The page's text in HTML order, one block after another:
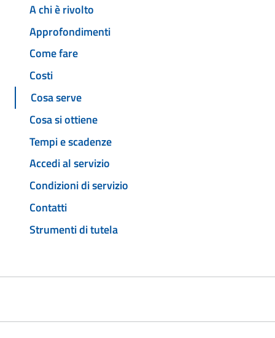
A chi è rivolto
Approfondimenti
Come fare
Costi
Cosa serve
Cosa si ottiene
Tempi e scadenze
Accedi al servizio
Condizioni di servizio
Contatti
Strumenti di tutela